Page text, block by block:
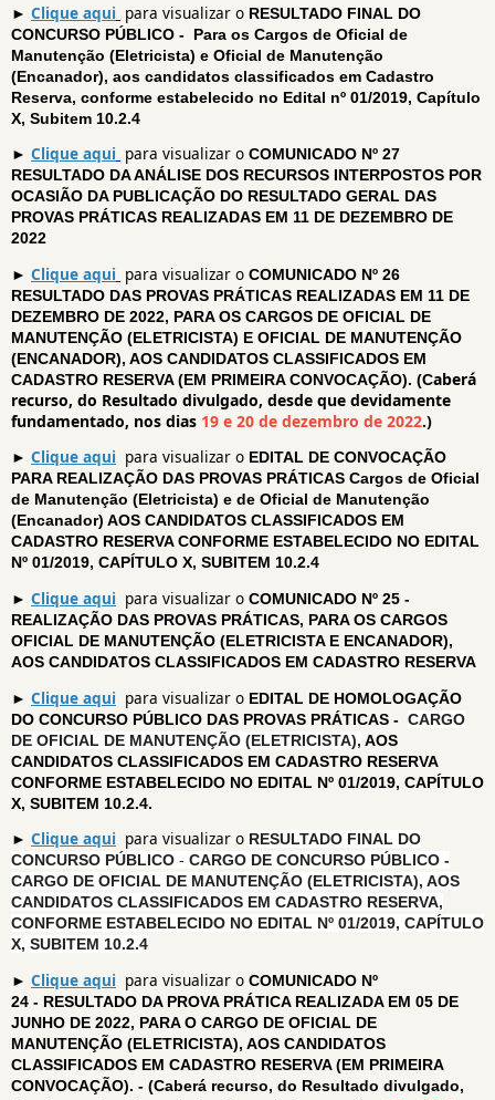
► Clique aqui para visualizar o RESULTADO FINAL DO
CONCURSO PÚBLICO - Para os Cargos de Oficial de
Manutenção (Eletricista) e Oficial de Manutenção
(Encanador), aos candidatos classificados em Cadastro
Reserva, conforme estabelecido no Edital nº 01/2019, Capítulo
X, Subitem 10.2.4
► Clique aqui para visualizar o COMUNICADO Nº 27
RESULTADO DA ANÁLISE DOS RECURSOS INTERPOSTOS POR
OCASIÃO DA PUBLICAÇÃO DO RESULTADO GERAL DAS
PROVAS PRÁTICAS REALIZADAS EM 11 DE DEZEMBRO DE
2022
► Clique aqui para visualizar o COMUNICADO Nº 26
RESULTADO DAS PROVAS PRÁTICAS REALIZADAS EM 11 DE
DEZEMBRO DE 2022, PARA OS CARGOS DE OFICIAL DE
MANUTENÇÃO (ELETRICISTA) E OFICIAL DE MANUTENÇÃO
(ENCANADOR), AOS CANDIDATOS CLASSIFICADOS EM
CADASTRO RESERVA (EM PRIMEIRA CONVOCAÇÃO). (Caberá
recurso, do Resultado divulgado, desde que devidamente
fundamentado, nos dias 19 e 20 de dezembro de 2022.)
► Clique aqui para visualizar o EDITAL DE CONVOCAÇÃO
PARA REALIZAÇÃO DAS PROVAS PRÁTICAS Cargos de Oficial
de Manutenção (Eletricista) e de Oficial de Manutenção
(Encanador) AOS CANDIDATOS CLASSIFICADOS EM
CADASTRO RESERVA CONFORME ESTABELECIDO NO EDITAL
Nº 01/2019, CAPÍTULO X, SUBITEM 10.2.4
► Clique aqui para visualizar o COMUNICADO Nº 25 -
REALIZAÇÃO DAS PROVAS PRÁTICAS, PARA OS CARGOS
OFICIAL DE MANUTENÇÃO (ELETRICISTA E ENCANADOR),
AOS CANDIDATOS CLASSIFICADOS EM CADASTRO RESERVA
► Clique aqui para visualizar o EDITAL DE HOMOLOGAÇÃO
DO CONCURSO PÚBLICO DAS PROVAS PRÁTICAS - CARGO
DE OFICIAL DE MANUTENÇÃO (ELETRICISTA), AOS
CANDIDATOS CLASSIFICADOS EM CADASTRO RESERVA
CONFORME ESTABELECIDO NO EDITAL Nº 01/2019, CAPÍTULO
X, SUBITEM 10.2.4.
► Clique aqui para visualizar o RESULTADO FINAL DO
CONCURSO PÚBLICO - CARGO DE CONCURSO PÚBLICO -
CARGO DE OFICIAL DE MANUTENÇÃO (ELETRICISTA), AOS
CANDIDATOS CLASSIFICADOS EM CADASTRO RESERVA,
CONFORME ESTABELECIDO NO EDITAL Nº 01/2019, CAPÍTULO
X, SUBITEM 10.2.4
► Clique aqui para visualizar o COMUNICADO Nº
24 - RESULTADO DA PROVA PRÁTICA REALIZADA EM 05 DE
JUNHO DE 2022, PARA O CARGO DE OFICIAL DE
MANUTENÇÃO (ELETRICISTA), AOS CANDIDATOS
CLASSIFICADOS EM CADASTRO RESERVA (EM PRIMEIRA
CONVOCAÇÃO). - (Caberá recurso, do Resultado divulgado,